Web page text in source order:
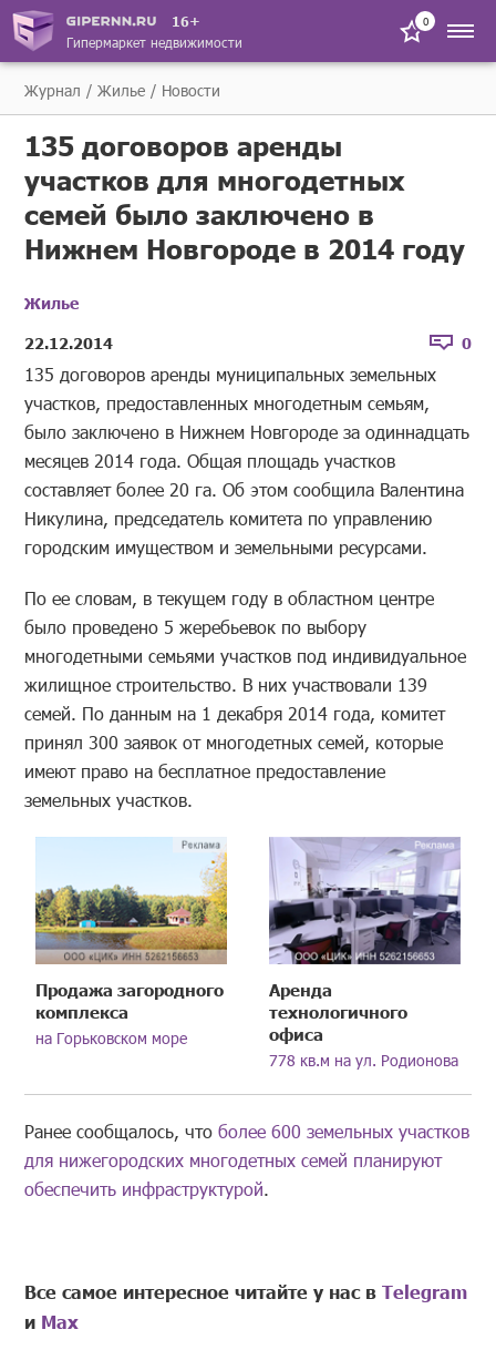
16+
Гипермаркет недвижимости
0
Журнал Жилье Новости
135 договоров аренды
участков для многодетных
семей было заключено в
Нижнем Новгороде в 2014 году
Жилье
22.12.2014
0
135 договоров аренды муниципальных земельных
участков, предоставленных многодетным семьям,
было заключено в Нижнем Новгороде за одиннадцать
месяцев 2014 года. Общая площадь участков
составляет более 20 га. Об этом сообщила Валентина
Никулина, председатель комитета по управлению
городским имуществом и земельными ресурсами.
По ее словам, в текущем году в областном центре
было проведено 5 жеребьевок по выбору
многодетными семьями участков под индивидуальное
жилищное строительство. В них участвовали 139
семей. По данным на 1 декабря 2014 года, комитет
принял 300 заявок от многодетных семей, которые
имеют право на бесплатное предоставление
земельных участков.
Продажа загородного
комплекса
на Горьковском море
Аренда
технологичного
офиса
778 кв.м на ул. Родионова
Ранее сообщалось, чтоболее 600 земельных участков
для нижегородских многодетных семей планируют
обеспечить инфраструктурой.
Все самое интересное читайте у нас вTelegram
и Mах